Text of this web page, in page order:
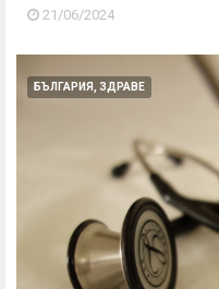
21/06/2024
БЪЛГАРИЯ, ЗДРАВЕ